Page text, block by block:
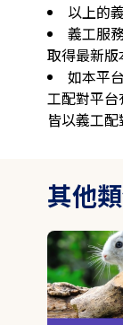
以上的
義工服
取得最新版
如本平
工配對平
皆以義工配
其他